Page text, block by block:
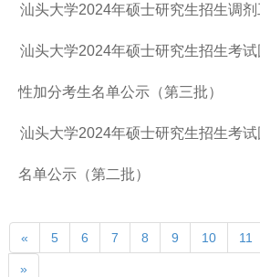
汕头大学2024年硕士研究生招生调
汕头大学2024年硕士研究生招生考
性加分考生名单公示（第三批）
汕头大学2024年硕士研究生招生考
名单公示（第二批）
« 5 6 7 8 9 10 11
»